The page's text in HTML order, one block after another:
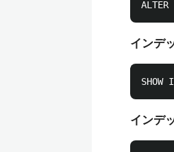
インデ
インデ